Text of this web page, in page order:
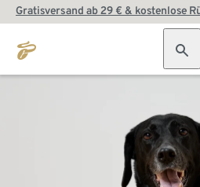
Gratisversand ab 29 € & kostenlose